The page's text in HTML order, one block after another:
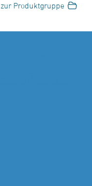
zur Produktgruppe